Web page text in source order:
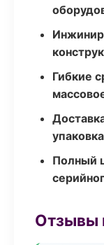
Гибкие
упаковка
Полный
Отзывы